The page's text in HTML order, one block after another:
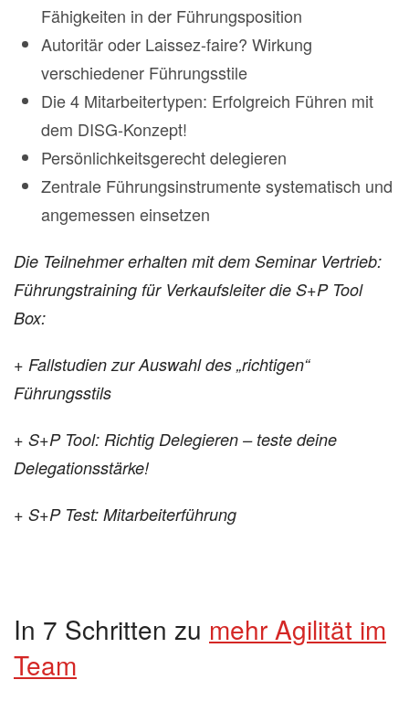
Fähigkeiten in der Führungsposition
Autoritär oder Laissez-faire? Wirkung
verschiedener Führungsstile
Die 4 Mitarbeitertypen: Erfolgreich Führen mit
dem DISG-Konzept!
Persönlichkeitsgerecht delegieren
Zentrale Führungsinstrumente systematisch und
angemessen einsetzen
Die Teilnehmer erhalten mit dem Seminar Vertrieb:
Führungstraining für Verkaufsleiter die S+P Tool
Box:
+ Fallstudien zur Auswahl des „richtigen“
Führungsstils
+ S+P Tool: Richtig Delegieren – teste deine
Delegationsstärke!
+ S+P Test: Mitarbeiterführung
In 7 Schritten zu mehr Agilität im
Team